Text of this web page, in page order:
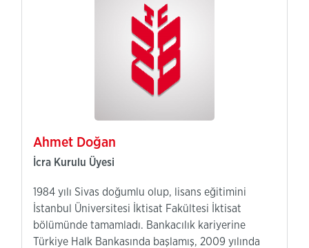
Ahmet Doğan
İcra Kurulu Üyesi
1984 yılı Sivas doğumlu olup, lisans eğitimini
İstanbul Üniversitesi İktisat Fakültesi İktisat
bölümünde tamamladı. Bankacılık kariyerine
Türkiye Halk Bankasında başlamış, 2009 yılında